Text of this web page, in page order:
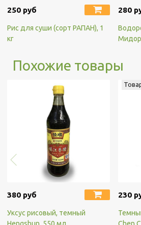
250 руб
Рис для суши (сорт РАПАН), 1
кг
280
Похожие товары
380 руб
Уксус рисовый, темный
Hengshun, 550 мл
230
Chen